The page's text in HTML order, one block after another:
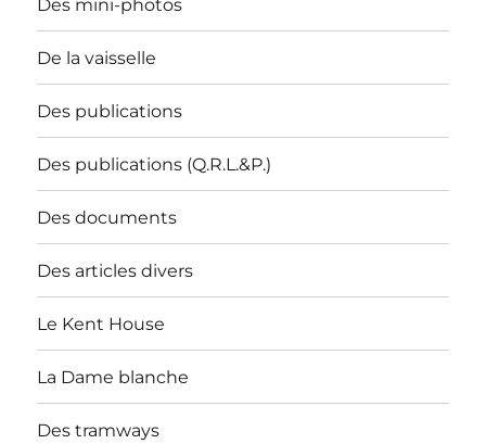
Des mini-photos
De la vaisselle
Des publications
Des publications (Q.R.L.&P.)
Des documents
Des articles divers
Le Kent House
La Dame blanche
Des tramways